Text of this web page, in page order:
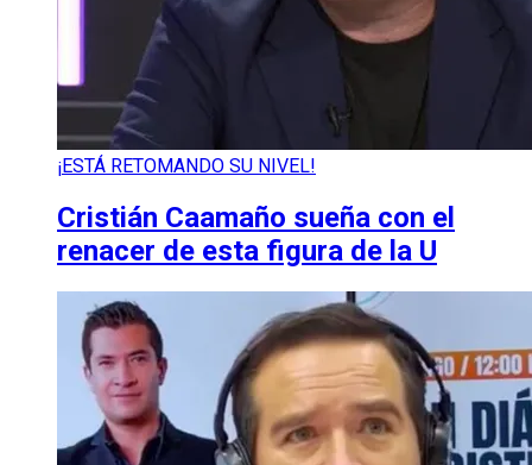
¡ESTÁ RETOMANDO SU NIVEL!
Cristián Caamaño sueña con el
renacer de esta figura de la U